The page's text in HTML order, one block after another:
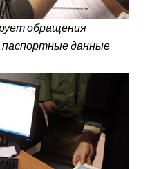
обращения
данные